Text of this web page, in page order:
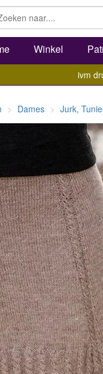
Winkel
ivm
Dames Jurk,